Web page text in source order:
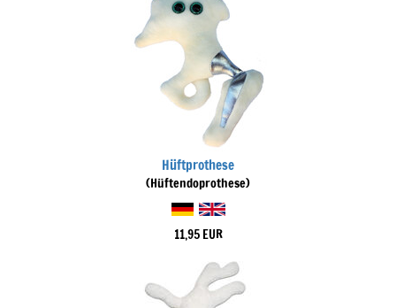
Hüftprothese
(Hüftendoprothese)
11,95 EUR